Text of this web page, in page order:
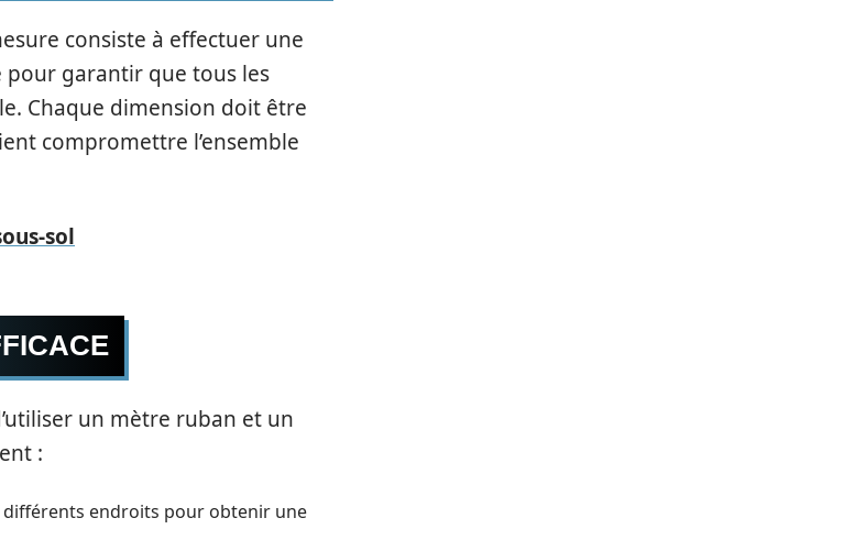
consiste à effectuer une
pour garantir que tous les
Chaque dimension doit être
compromettre l’ensemble
sol
un mètre ruban et un
:
différents endroits pour obtenir une